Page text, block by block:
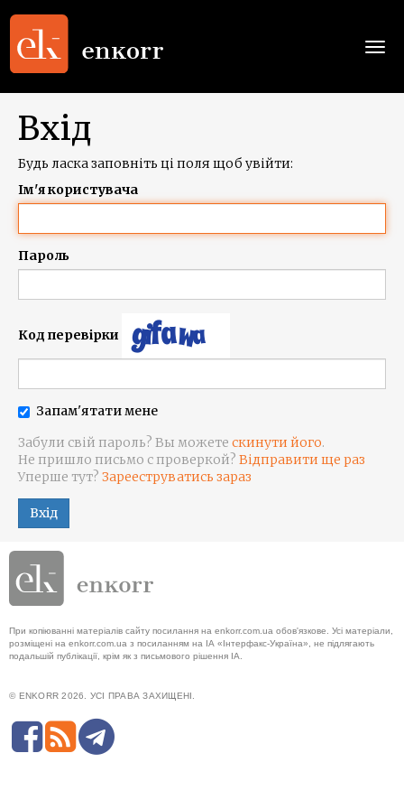
Вхід
Будь ласка заповніть ці поля щоб увійти:
Ім'я користувача
Пароль
Код перевірки
Запам'ятати мене
Забули свій пароль? Вы можете скинути його.
Не пришло письмо с проверкой? Відправити ще раз
Уперше тут? Зарееструватись зараз
Вхід
При копіюванні матеріалів сайту посилання на enkorr.com.ua обов'язкове. Усі матеріали,
розміщені на enkorr.com.ua з посиланням на ІА «Інтерфакс-Україна», не підлягають
подальшій публікації, крім як з письмового рішення ІА.
© ENKORR 2026. УСІ ПРАВА ЗАХИЩЕНІ.